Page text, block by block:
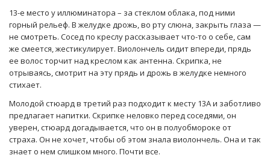
13-е место у иллюминатора – за стеклом облака, под ними
горный рельеф. В желудке дрожь, во рту слюна, закрыть глаза —
не смотреть. Сосед по креслу рассказывает что-то о себе, сам
же смеется, жестикулирует. Виолончель сидит впереди, прядь
ее волос торчит над креслом как антенна. Скрипка, не
отрываясь, смотрит на эту прядь и дрожь в желудке немного
стихает.
Молодой стюард в третий раз подходит к месту 13А и заботливо
предлагает напитки. Скрипке неловко перед соседями, он
уверен, стюард догадывается, что он в полуобмороке от
страха. Он не хочет, чтобы об этом знала виолончель. Она и так
знает о нем слишком много. Почти все.